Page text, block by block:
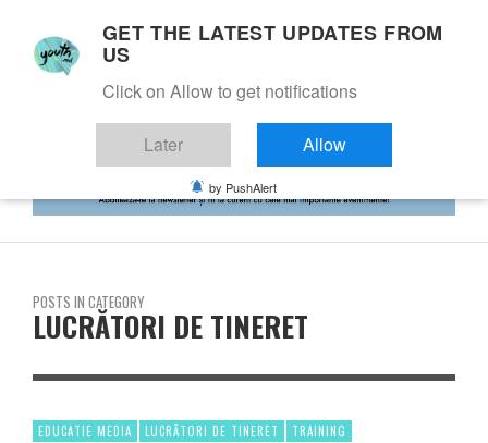
POSTS IN CATEGORY
LUCRĂTORI DE TINERET
EDUCATIE MEDIA LUCRĂTORI DE TINERET TRAINING
GET THE LATEST UPDATES FROM
US
Click on Allow to get notifications
Later Allow
by PushAlert